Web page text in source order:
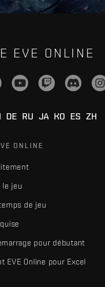
EVE ONLINE
DE RU JA KO ES ZH
ONLINE
le jeu
de jeu
pour débutant
EVE Online pour Excel